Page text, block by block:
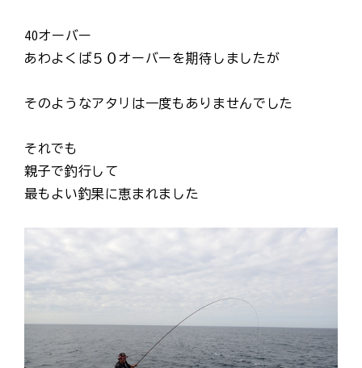
40オーバー
あわよくば５０オーバーを期待しましたが
そのようなアタリは一度もありませんでした
それでも
親子で釣行して
最もよい釣果に恵まれました